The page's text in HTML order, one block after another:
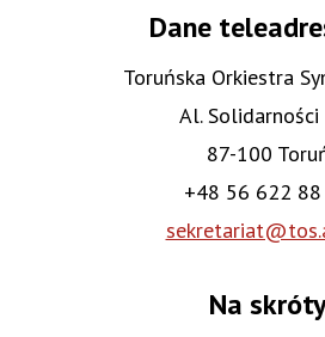
Dane
Toruńska Orkiestra
Al. Solidarności
87-100
+48 56 622 88
Na skróty